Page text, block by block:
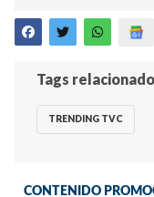
Tags
TRENDING TVC